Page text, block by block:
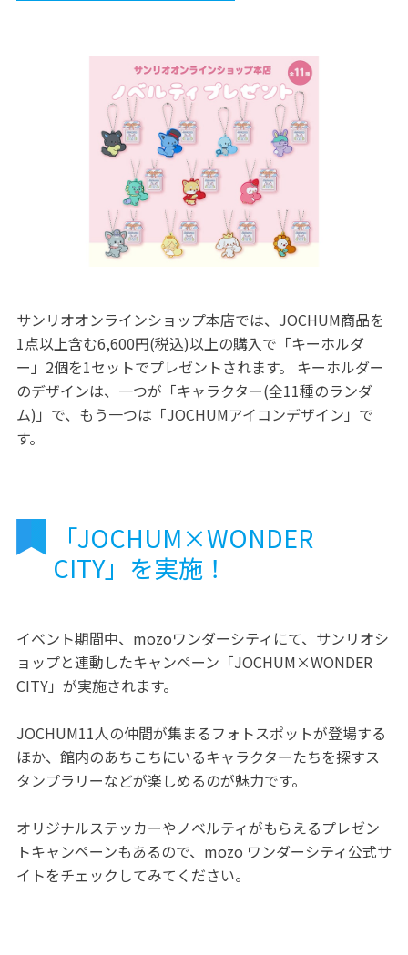
サンリオオンラインショップ本店では、JOCHUM商品を
1点以上含む6,600円(税込)以上の購入で「キーホルダ
ー」2個を1セットでプレゼントされます。 キーホルダー
のデザインは、一つが「キャラクター(全11種のランダ
ム)」で、もう一つは「JOCHUMアイコンデザイン」で
す。
「JOCHUM×WONDER
CITY」を実施！
イベント期間中、mozoワンダーシティにて、サンリオシ
ョップと連動したキャンペーン「JOCHUM×WONDER
CITY」が実施されます。
JOCHUM11人の仲間が集まるフォトスポットが登場する
ほか、館内のあちこちにいるキャラクターたちを探すス
タンプラリーなどが楽しめるのが魅力です。
オリジナルステッカーやノベルティがもらえるプレゼン
トキャンペーンもあるので、mozo ワンダーシティ公式サ
イトをチェックしてみてください。